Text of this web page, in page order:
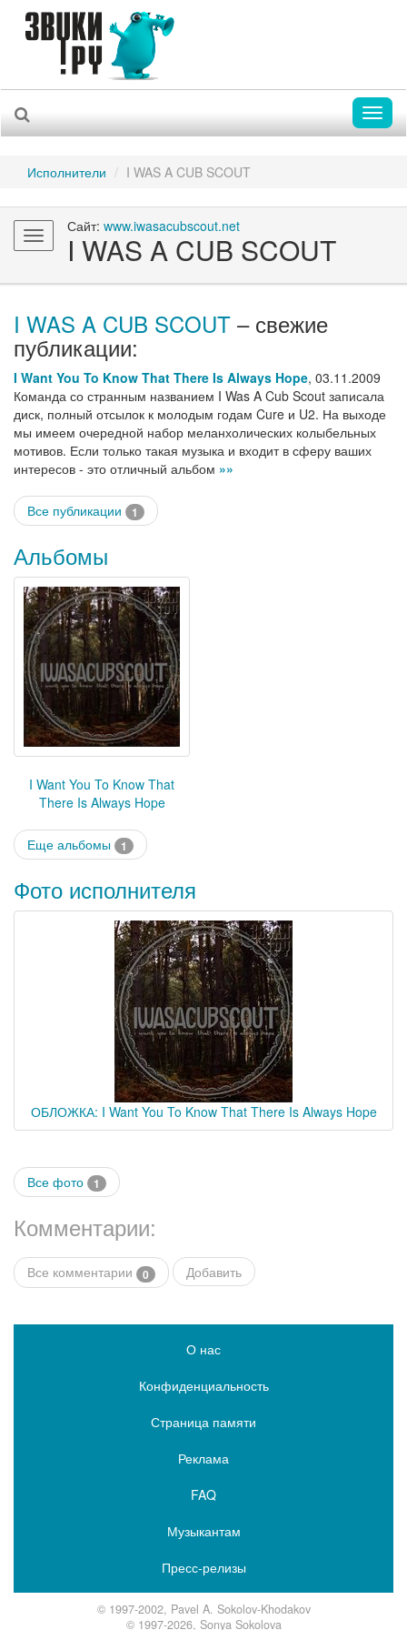
Исполнители I WAS A CUB SCOUT
Toggle
navigation
Сайт: www.iwasacubscout.net
I WAS A CUB SCOUT
I WAS A CUB SCOUT – свежие
публикации:
I Want You To Know That There Is Always Hope, 03.11.2009
Команда со странным названием I Was A Cub Scout записала
диск, полный отсылок к молодым годам Cure и U2. На выходе
мы имеем очередной набор меланхолических колыбельных
мотивов. Если только такая музыка и входит в сферу ваших
интересов - это отличный альбом »»
Все публикации 1
Альбомы
I Want You To Know That
There Is Always Hope
Еще альбомы 1
Фото исполнителя
ОБЛОЖКА: I Want You To Know That There Is Always Hope
Все фото 1
Комментарии:
Все комментарии 0 Добавить
О нас
Конфиденциальность
Страница памяти
Реклама
FAQ
Музыкантам
Пресс-релизы
© 1997-2002, Pavel A. Sokolov-Khodakov
© 1997-2026, Sonya Sokolova